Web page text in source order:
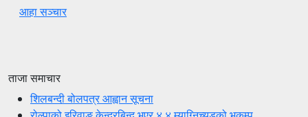
आहा सञ्चार
ताजा समाचार
शिलबन्दी बोलपत्र आह्वान सूचना